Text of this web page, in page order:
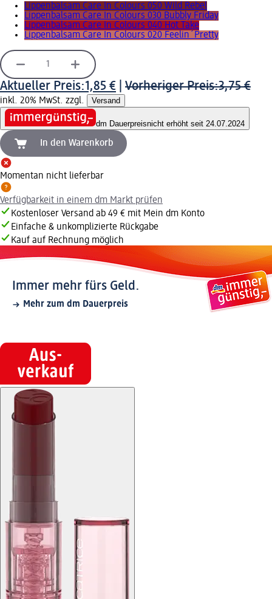
Lippenbalsam Care In Colours 050 Wild Rebel
Lippenbalsam Care In Colours 030 Bubbly Friday
Lippenbalsam Care In Colours 040 Hot Take
Lippenbalsam Care In Colours 020 Feelin´Pretty
Aktueller Preis:1,85 € Vorheriger Preis:3,75 €
inkl. 20% MwSt. zzgl. Versand
dm Dauerpreisnicht erhöht seit 24.07.2024
In den Warenkorb
Momentan nicht lieferbar
Verfügbarkeit in einem dm Markt prüfen
Kostenloser Versand ab 49 € mit Mein dm Konto
Einfache & unkomplizierte Rückgabe
Kauf auf Rechnung möglich
Immer mehr fürs Geld.
Mehr zum dm Dauerpreis